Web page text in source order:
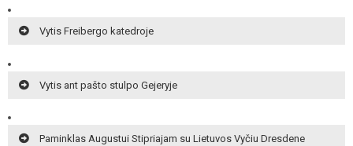
Vytis Freibergo katedroje
Vytis ant pašto stulpo Gejeryje
Paminklas Augustui Stipriajam su Lietuvos Vyčiu Dresdene